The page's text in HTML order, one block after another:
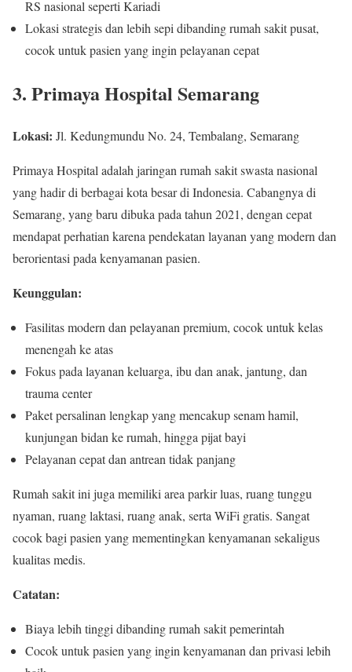
RS nasional seperti Kariadi
Lokasi strategis dan lebih sepi dibanding rumah sakit pusat,
cocok untuk pasien yang ingin pelayanan cepat
3. Primaya Hospital Semarang
Lokasi: Jl. Kedungmundu No. 24, Tembalang, Semarang
Primaya Hospital adalah jaringan rumah sakit swasta nasional
yang hadir di berbagai kota besar di Indonesia. Cabangnya di
Semarang, yang baru dibuka pada tahun 2021, dengan cepat
mendapat perhatian karena pendekatan layanan yang modern dan
berorientasi pada kenyamanan pasien.
Keunggulan:
Fasilitas modern dan pelayanan premium, cocok untuk kelas
menengah ke atas
Fokus pada layanan keluarga, ibu dan anak, jantung, dan
trauma center
Paket persalinan lengkap yang mencakup senam hamil,
kunjungan bidan ke rumah, hingga pijat bayi
Pelayanan cepat dan antrean tidak panjang
Rumah sakit ini juga memiliki area parkir luas, ruang tunggu
nyaman, ruang laktasi, ruang anak, serta WiFi gratis. Sangat
cocok bagi pasien yang mementingkan kenyamanan sekaligus
kualitas medis.
Catatan:
Biaya lebih tinggi dibanding rumah sakit pemerintah
Cocok untuk pasien yang ingin kenyamanan dan privasi lebih